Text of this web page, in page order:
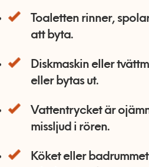
Toaletten rinner,
att byta.
Diskmaskin eller
eller bytas ut.
Vattentrycket är
missljud i rören.
Köket eller